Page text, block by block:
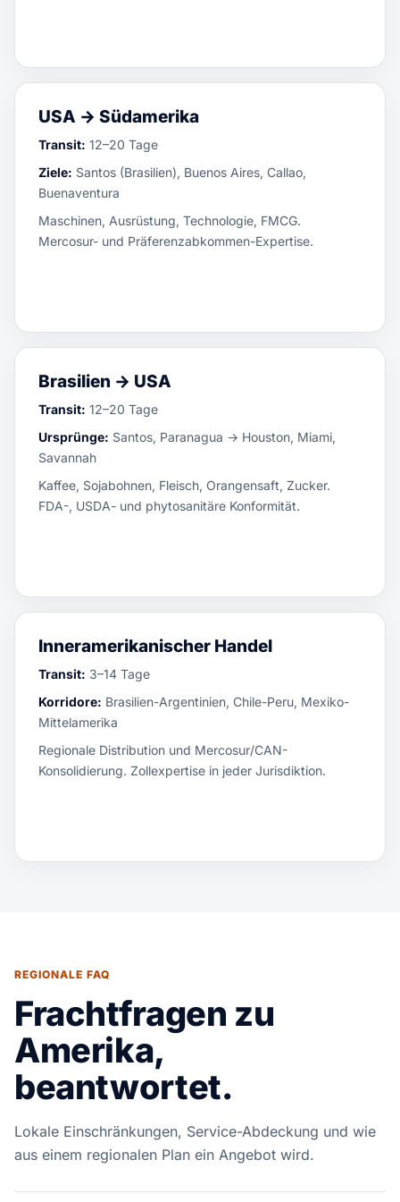
USA → Südamerika
Transit: 12–20 Tage
Ziele: Santos (Brasilien), Buenos Aires, Callao,
Buenaventura
Maschinen, Ausrüstung, Technologie, FMCG.
Mercosur- und Präferenzabkommen-Expertise.
Brasilien → USA
Transit: 12–20 Tage
Ursprünge: Santos, Paranagua → Houston, Miami,
Savannah
Kaffee, Sojabohnen, Fleisch, Orangensaft, Zucker.
FDA-, USDA- und phytosanitäre Konformität.
Inneramerikanischer Handel
Transit: 3–14 Tage
Korridore: Brasilien-Argentinien, Chile-Peru, Mexiko-
Mittelamerika
Regionale Distribution und Mercosur/CAN-
Konsolidierung. Zollexpertise in jeder Jurisdiktion.
REGIONALE FAQ
Frachtfragen zu
Amerika,
beantwortet.
Lokale Einschränkungen, Service-Abdeckung und wie
aus einem regionalen Plan ein Angebot wird.